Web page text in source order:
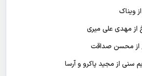
ویناک
از مهدی علی میری
از محسن صداقت
سنی از مجید پاکرو و آرسا